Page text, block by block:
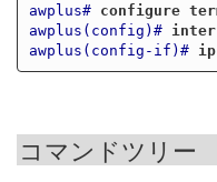
awplus# configure
awplus(config)#
awplus(config-if)#
コマンドツリー